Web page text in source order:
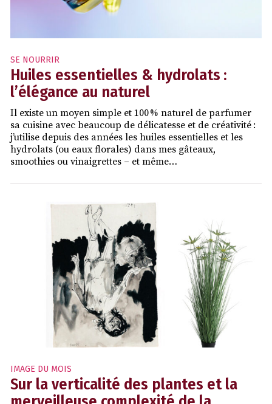
SE NOURRIR
Huiles essentielles & hydrolats :
l’élégance au naturel
Il existe un moyen simple et 100 % naturel de parfumer
sa cuisine avec beaucoup de délicatesse et de créativité :
j’utilise depuis des années les huiles essentielles et les
hydrolats (ou eaux florales) dans mes gâteaux,
smoothies ou vinaigrettes – et même…
IMAGE DU MOIS
Sur la verticalité des plantes et la